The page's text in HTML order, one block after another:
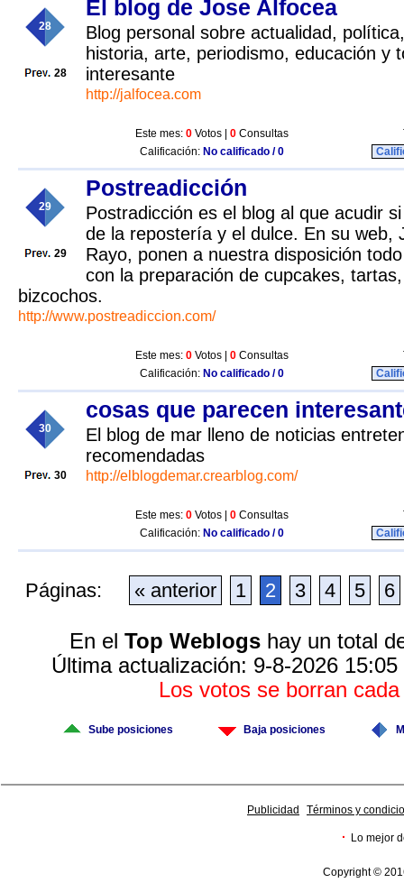
28
28
El blog de Jose Alfocea
Blog personal sobre actualidad,
historia, arte, periodismo, educación y
interesante
http://jalfocea.com
Este mes: 0 Votos | 0 Consultas
Calificación: No calificado / 0
29
29
Postreadicción
Postradicción es el blog al que acudir
de la repostería y el dulce. En su web,
Rayo, ponen a nuestra disposición
con la preparación de cupcakes,
bizcochos.
http://www.postreadiccion.com/
Este mes: 0 Votos | 0 Consultas
Calificación: No calificado / 0
30
30
cosas que parecen
El blog de mar lleno de noticias
recomendadas
http://elblogdemar.crearblog.com/
Este mes: 0 Votos | 0 Consultas
Calificación: No calificado / 0
Páginas: « anterior 1 2 3 4 5 6
En el Top Weblogs hay un total
Última actualización: 9-8-2026
Los votos se borran
Sube posiciones Baja posiciones
Publicidad Términos y
· Lo mejor
Copyright ©